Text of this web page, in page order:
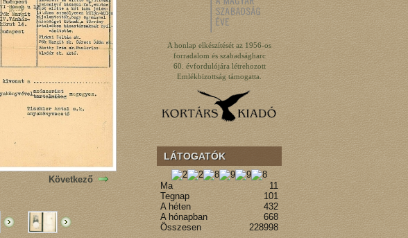
Következő
A honlap elkészítését az 1956-os
forradalom és szabadságharc
60. évfordulójára létrehozott
Emlékbizottság támogatta.
LÁTOGATÓK
Ma
11
Tegnap
101
A héten
432
A hónapban
668
Összesen
228998